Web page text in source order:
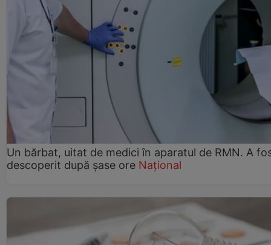
Un bărbat, uitat de medici în aparatul de RMN. A
descoperit după șase ore Național